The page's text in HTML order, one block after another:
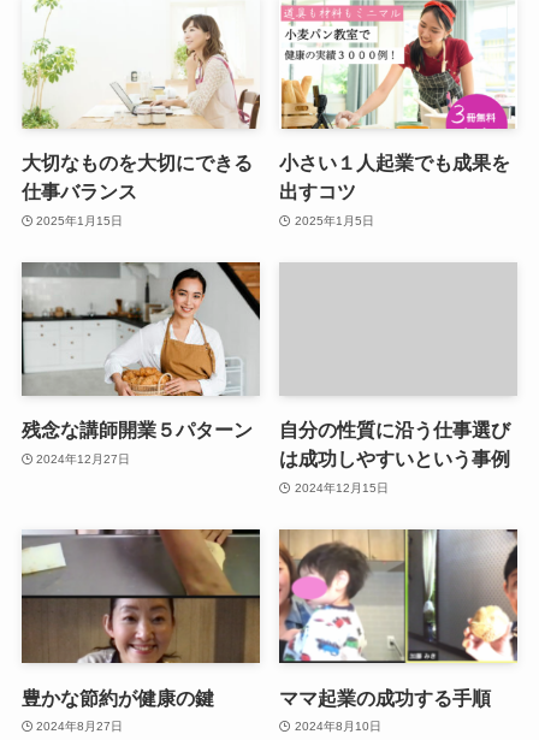
大切なものを大切にできる
仕事バランス
2025年1月15日
小さい１人起業でも成果を
出すコツ
2025年1月5日
残念な講師開業５パターン
2024年12月27日
自分の性質に沿う仕事選び
は成功しやすいという事例
2024年12月15日
豊かな節約が健康の鍵
2024年8月27日
ママ起業の成功する手順
2024年8月10日